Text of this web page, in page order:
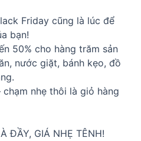
Friday cũng là lúc để
bạn!
50% cho hàng trăm sản
nước giặt, bánh kẹo, đồ
nhẹ thôi là giỏ hàng
ĐẦY, GIÁ NHẸ TÊNH!